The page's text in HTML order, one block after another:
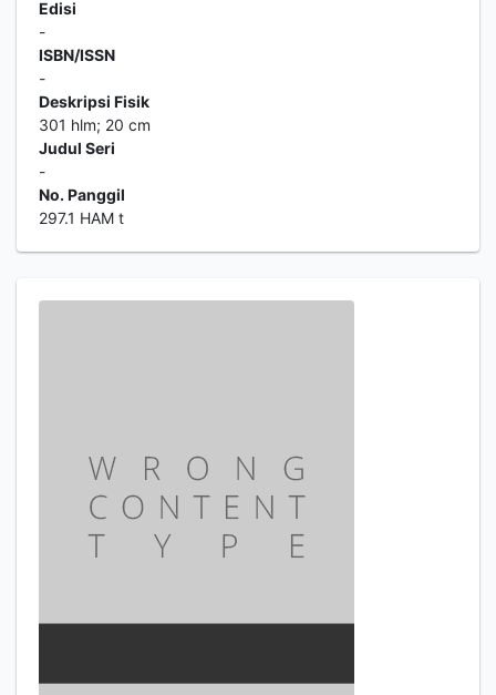
Edisi
-
ISBN/ISSN
-
Deskripsi Fisik
301 hlm; 20 cm
Judul Seri
-
No. Panggil
297.1 HAM t